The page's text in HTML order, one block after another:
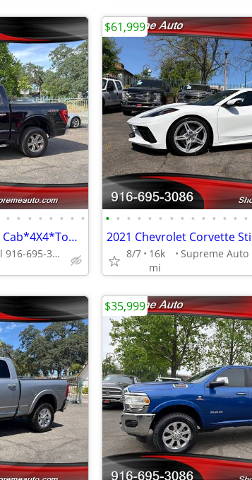
• • • • • • • •
2021 Ford F150 XLT SuperCrew Cab*4X4*Tow Package*Rear Camera*One Owner
Supreme Auto Call 916-695-3086 fair oaks
• • • • • • • • • • • • • •
8/7
16k
mi
$61,999
$35,999